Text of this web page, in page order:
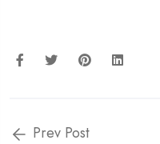
Prev Post